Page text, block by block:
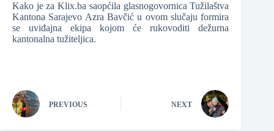
Kako je za Klix.ba saopćila glasnogovornica Tužilaštva
Kantona Sarajevo Azra Bavčić u ovom slučaju formira
se uviđajna ekipa kojom će rukovoditi dežurna
kantonalna tužiteljica.
PREVIOUS NEXT